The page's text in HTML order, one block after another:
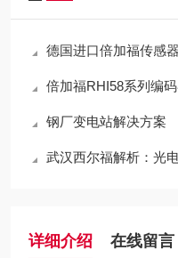
德国进口倍加福传感器
倍加福RHI58系列编
钢厂变电站解决方案
武汉西尔福解析：光
详细介绍 在线留言